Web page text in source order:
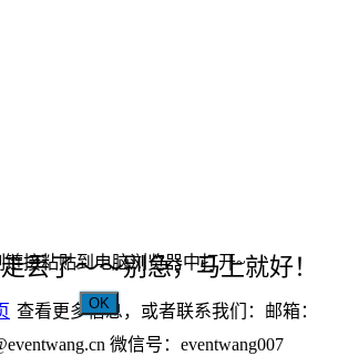
丢了～～别急，马上就好！
查看更多信息，或者联系我们：邮箱：
微信号：eventwang007
链接粘贴到电脑浏览器中打开~
OK